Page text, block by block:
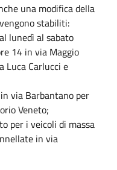
una modifica della
stabiliti:
lunedì al sabato
14 in via Maggio
Luca Carlucci e
via Barbantano per
Veneto;
per i veicoli di massa
in via